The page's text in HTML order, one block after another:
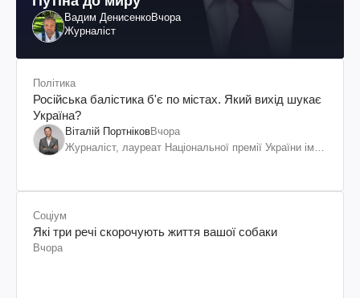
Вадим ДенисенкоВчора
Журналіст
Політика
Російська балістика б'є по містах. Який вихід шукає
Україна?
Віталій ПортніковВчора
Журналіст, лауреат Національної премії України ім.
Соціум
Які три речі скорочують життя вашої собаки
Вчора